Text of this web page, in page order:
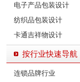
电子产品包装设计
纺织品包装设计
卡通吉祥物设计
按行业快速导航
连锁品牌行业